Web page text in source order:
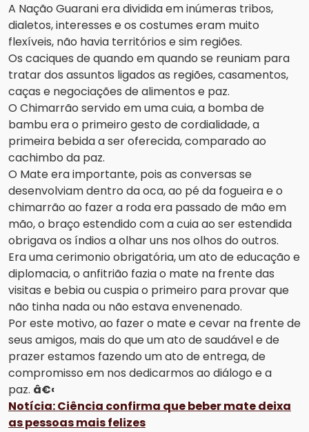
A Nação Guarani era dividida em inúmeras tribos,
dialetos, interesses e os costumes eram muito
flexíveis, não havia territórios e sim regiões.
Os caciques de quando em quando se reuniam para
tratar dos assuntos ligados as regiões, casamentos,
caças e negociações de alimentos e paz.
O Chimarrão servido em uma cuia, a bomba de
bambu era o primeiro gesto de cordialidade, a
primeira bebida a ser oferecida, comparado ao
cachimbo da paz.
O Mate era importante, pois as conversas se
desenvolviam dentro da oca, ao pé da fogueira e o
chimarrão ao fazer a roda era passado de mão em
mão, o braço estendido com a cuia ao ser estendida
obrigava os índios a olhar uns nos olhos do outros.
Era uma cerimonio obrigatória, um ato de educação e
diplomacia, o anfitrião fazia o mate na frente das
visitas e bebia ou cuspia o primeiro para provar que
não tinha nada ou não estava envenenado.
Por este motivo, ao fazer o mate e cevar na frente de
seus amigos, mais do que um ato de saudável e de
prazer estamos fazendo um ato de entrega, de
compromisso em nos dedicarmos ao diálogo e a
paz. â€‹
Notícia: Ciência confirma que beber mate deixa
as pessoas mais felizes